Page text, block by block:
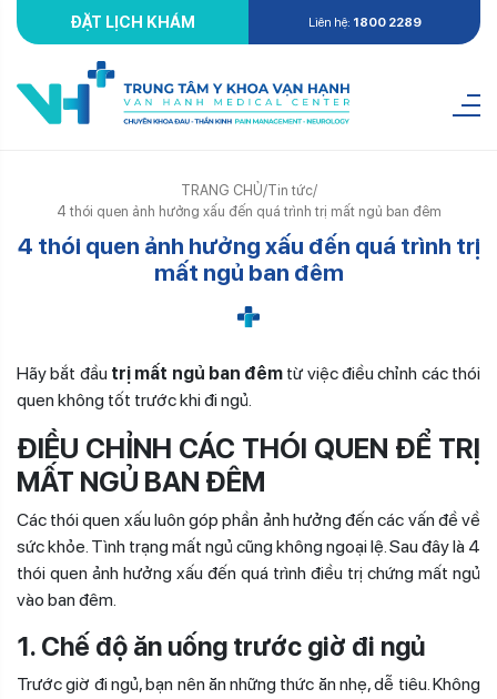
ĐẶT LỊCH KHÁM Liên hệ: 1800 2289
TRANG CHỦ/Tin tức/
4 thói quen ảnh hưởng xấu đến quá trình trị mất ngủ ban đêm
4 thói quen ảnh hưởng xấu đến quá trình trị
mất ngủ ban đêm
Hãy bắt đầu trị mất ngủ ban đêm từ việc điều chỉnh các thói
quen không tốt trước khi đi ngủ.
ĐIỀU CHỈNH CÁC THÓI QUEN ĐỂ TRỊ
MẤT NGỦ BAN ĐÊM
Các thói quen xấu luôn góp phần ảnh hưởng đến các vấn đề về
sức khỏe. Tình trạng mất ngủ cũng không ngoại lệ. Sau đây là 4
thói quen ảnh hưởng xấu đến quá trình điều trị chứng mất ngủ
vào ban đêm.
1. Chế độ ăn uống trước giờ đi ngủ
Trước giờ đi ngủ, bạn nên ăn những thức ăn nhẹ, dễ tiêu. Không